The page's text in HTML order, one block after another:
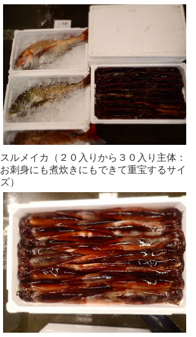
スルメイカ（２０入りから３０入り主体：
お刺身にも煮炊きにもできて重宝するサイ
ズ）